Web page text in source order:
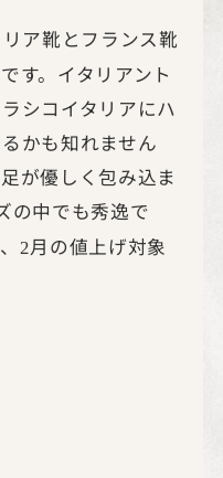
ア靴とフランス靴
す。イタリアント
シコイタリアにハ
かも知れません
が優しく包み込ま
の中でも秀逸で
2月の値上げ対象